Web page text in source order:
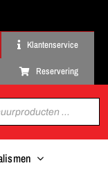
Klantenservice
Reservering